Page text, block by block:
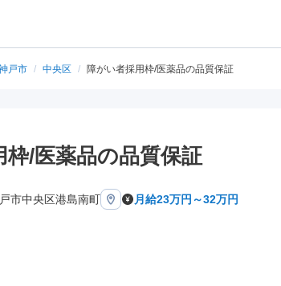
戸市 / 中央区 / 障がい者採用枠/医薬品の品質保証
枠/医薬品の品質保証
市中央区港島南町 月給23万円～32万円